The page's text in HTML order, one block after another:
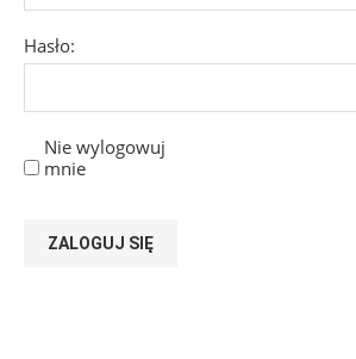
Hasło:
Nie wylogowuj
mnie
ZALOGUJ SIĘ